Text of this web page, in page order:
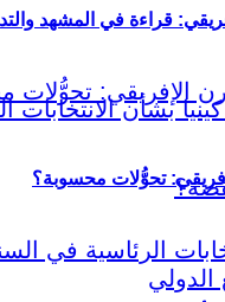
قراءة في المشهد
تحوُّلات محسوبة؟